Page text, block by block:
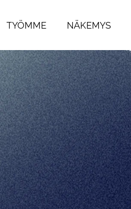
TYÖMME NÄKEMYS
johtajille.
Kestävän
Vilja Laaksonen